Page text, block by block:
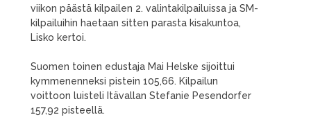
viikon päästä kilpailen 2. valintakilpailuissa ja SM-
kilpailuihin haetaan sitten parasta kisakuntoa,
Lisko kertoi.
Suomen toinen edustaja Mai Helske sijoittui
kymmenenneksi pistein 105,66. Kilpailun
voittoon luisteli Itävallan Stefanie Pesendorfer
157,92 pisteellä.